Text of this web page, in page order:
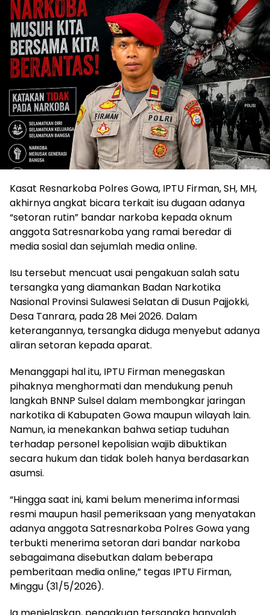
Kasat Resnarkoba Polres Gowa, IPTU Firman, SH, MH,
akhirnya angkat bicara terkait isu dugaan adanya
“setoran rutin” bandar narkoba kepada oknum
anggota Satresnarkoba yang ramai beredar di
media sosial dan sejumlah media online.
Isu tersebut mencuat usai pengakuan salah satu
tersangka yang diamankan Badan Narkotika
Nasional Provinsi Sulawesi Selatan di Dusun Pajjokki,
Desa Tanrara, pada 28 Mei 2026. Dalam
keterangannya, tersangka diduga menyebut adanya
aliran setoran kepada aparat.
Menanggapi hal itu, IPTU Firman menegaskan
pihaknya menghormati dan mendukung penuh
langkah BNNP Sulsel dalam membongkar jaringan
narkotika di Kabupaten Gowa maupun wilayah lain.
Namun, ia menekankan bahwa setiap tuduhan
terhadap personel kepolisian wajib dibuktikan
secara hukum dan tidak boleh hanya berdasarkan
asumsi.
“Hingga saat ini, kami belum menerima informasi
resmi maupun hasil pemeriksaan yang menyatakan
adanya anggota Satresnarkoba Polres Gowa yang
terbukti menerima setoran dari bandar narkoba
sebagaimana disebutkan dalam beberapa
pemberitaan media online,” tegas IPTU Firman,
Minggu (31/5/2026).